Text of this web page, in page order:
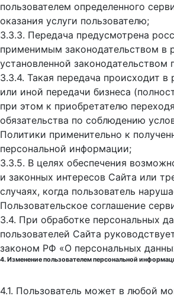
пользователем определенного
оказания услуги пользователю;
3.3.3. Передача предусмотрена
применимым законодательством в
установленной законодательством
3.3.4. Такая передача происходит
или иной передачи бизнеса
при этом к приобретателю
обязательства по соблюдению
Политики применительно к
персональной информации;
3.3.5. В целях обеспечения
и законных интересов Сайта или
случаях, когда пользователь
Пользовательское соглашение
3.4. При обработке персональных
пользователей Сайта
законом РФ «О персональных
4. Изменение пользователем персональной
4.1. Пользователь может в любой